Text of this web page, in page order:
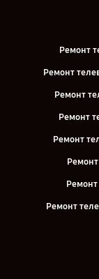
Ремонт
Ремонт
Ремонт
Ремонт
Ремонт
Ремонт
Ремонт
Ремонт